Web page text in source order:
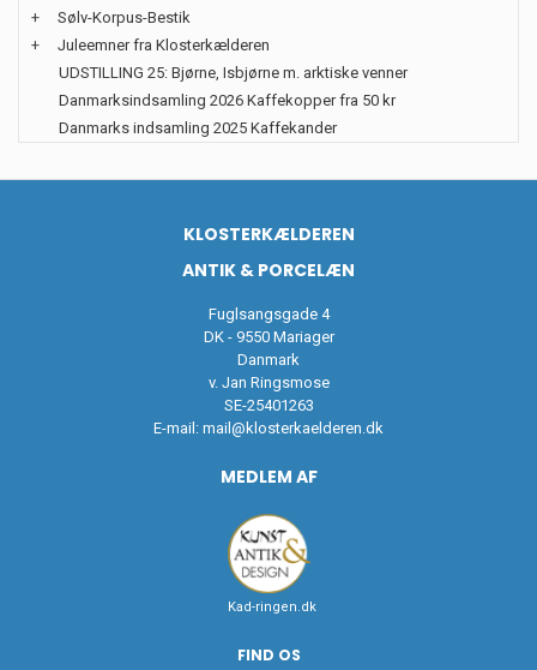
+
Sølv-Korpus-Bestik
+
Juleemner fra Klosterkælderen
UDSTILLING 25: Bjørne, Isbjørne m. arktiske venner
Danmarksindsamling 2026 Kaffekopper fra 50 kr
Danmarks indsamling 2025 Kaffekander
KLOSTERKÆLDEREN
ANTIK & PORCELÆN
Fuglsangsgade 4
DK - 9550 Mariager
Danmark
v. Jan Ringsmose
SE-25401263
E-mail: mail@klosterkaelderen.dk
MEDLEM AF
Kad-ringen.dk
FIND OS